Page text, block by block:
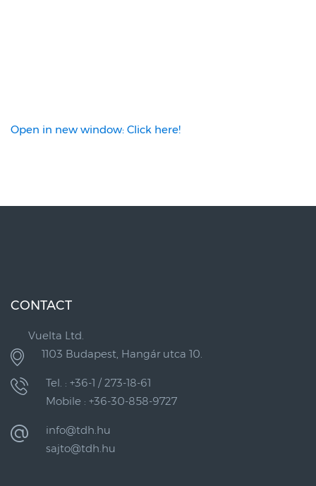
Open in new window: Click here!
CONTACT
Vuelta Ltd.
1103 Budapest, Hangár utca 10.
Tel. : +36-1 / 273-18-61
Mobile : +36-30-858-9727
info@tdh.hu
sajto@tdh.hu